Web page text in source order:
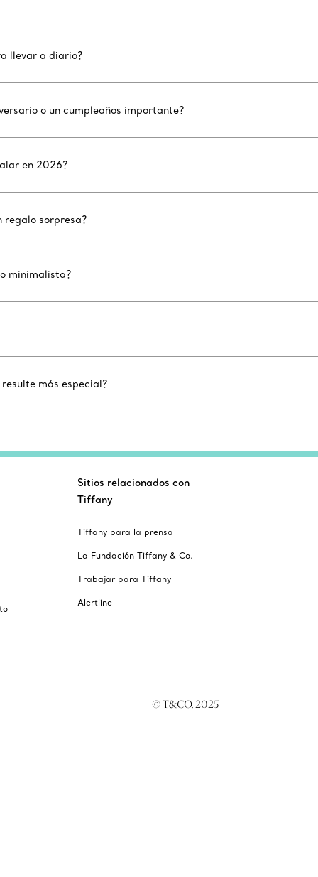
llevar a diario?
o un cumpleaños importante?
en 2026?
regalo sorpresa?
minimalista?
más especial?
Sitios relacionados con
Tiffany
Tiffany para la prensa
La Fundación Tiffany & Co.
Trabajar para Tiffany
Alertline
© T&CO. 2025